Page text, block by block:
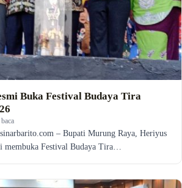
Buka Festival Budaya Tira
– Bupati Murung Raya, Heriyus
membuka Festival Budaya Tira…